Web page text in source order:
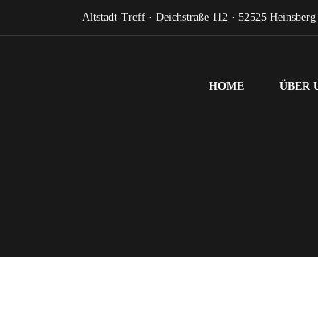
Altstadt-Treff · Deichstraße 112 · 52525
HOME ÜBER